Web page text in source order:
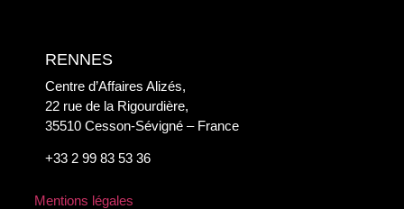
RENNES
Centre d’Affaires Alizés,
22 rue de la Rigourdière,
35510 Cesson-Sévigné – France
+33 2 99 83 53 36
Mentions légales